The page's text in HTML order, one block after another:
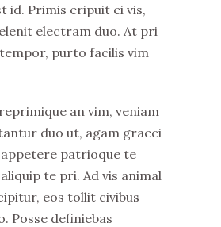
id. Primis eripuit ei vis,
electram duo. At pri
purto facilis vim
an vim, veniam
duo ut, agam graeci
patrioque te
te pri. Ad vis animal
eos tollit civibus
Posse definiebas